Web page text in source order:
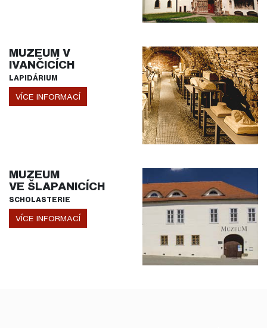
MUZEUM V
IVANČICÍCH
LAPIDÁRIUM
VÍCE INFORMACÍ
MUZEUM
VE ŠLAPANICÍCH
SCHOLASTERIE
VÍCE INFORMACÍ